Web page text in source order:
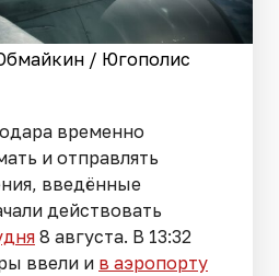
/ Югополис
временно
и отправлять
введённые
действовать
8 августа. В 13:32
ввели и в аэропорту